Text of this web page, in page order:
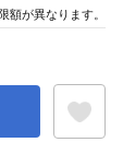
額が異なります。